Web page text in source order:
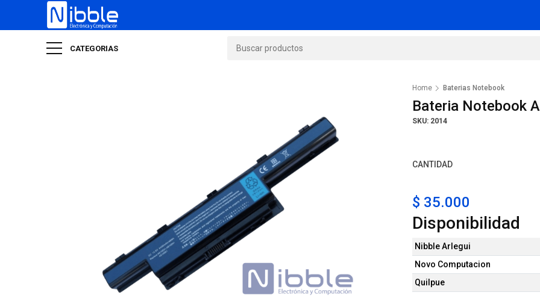
CATEGORIAS
Home Baterias Notebook
Bateria Notebook
SKU: 2014
CANTIDAD
$ 35.000
Disponibilidad
Nibble Arlegui
Novo Computacion
Quilpue